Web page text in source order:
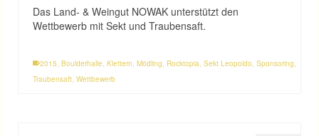
Das Land- & Weingut NOWAK unterstützt den
Wettbewerb mit Sekt und Traubensaft.
2015 Boulderhalle Klettern Mödling Rocktopia Sekt Leopoldo Sponsoring
Traubensaft Wettbewerb